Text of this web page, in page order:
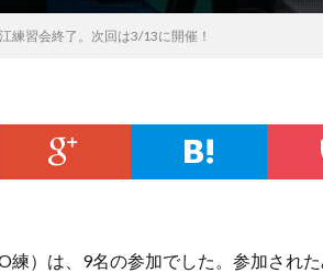
練習会終了。次回は3/13に開催！
練）は、9名の参加でした。参加され